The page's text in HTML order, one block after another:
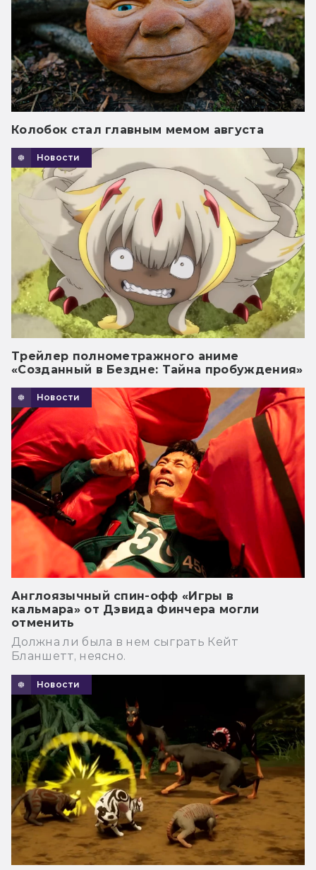
Колобок стал главным мемом августа
Новости
Трейлер полнометражного аниме
«Созданный в Бездне: Тайна пробуждения»
Новости
Англоязычный спин-офф «Игры в
кальмара» от Дэвида Финчера могли
отменить
Должна ли была в нем сыграть Кейт
Бланшетт, неясно.
Новости